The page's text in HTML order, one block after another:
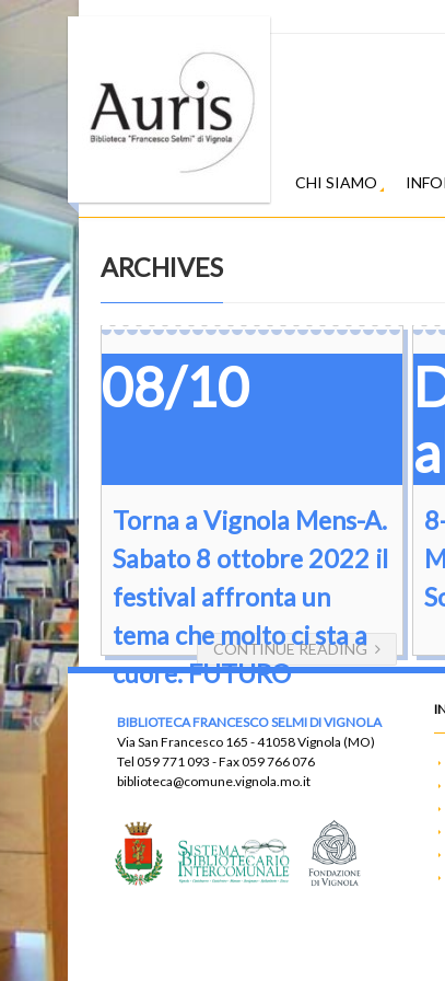
CHI SIAMO
ARCHIVES
08/10
Torna a Vignola Mens-A.
Sabato 8 ottobre 2022 il
festival affronta un
tema che molto ci sta a
cuore: FUTURO
CONTINUE READING
BIBLIOTECA FRANCESCO SELMI DI VIGNOLA
Via San Francesco 165 - 41058 Vignola (MO)
Tel 059 771 093 - Fax059 766 076
biblioteca@comune.vignola.mo.it